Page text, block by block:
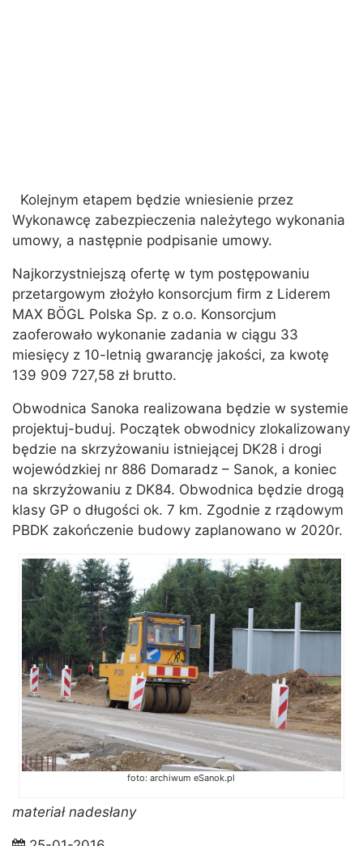
Kolejnym etapem będzie wniesienie przez
Wykonawcę zabezpieczenia należytego wykonania
umowy, a następnie podpisanie umowy.
Najkorzystniejszą ofertę w tym postępowaniu
przetargowym złożyło konsorcjum firm z Liderem
MAX BÖGL Polska Sp. z o.o. Konsorcjum
zaoferowało wykonanie zadania w ciągu 33
miesięcy z 10-letnią gwarancję jakości, za kwotę
139 909 727,58 zł brutto.
Obwodnica Sanoka realizowana będzie w systemie
projektuj-buduj. Początek obwodnicy zlokalizowany
będzie na skrzyżowaniu istniejącej DK28 i drogi
wojewódzkiej nr 886 Domaradz – Sanok, a koniec
na skrzyżowaniu z DK84. Obwodnica będzie drogą
klasy GP o długości ok. 7 km. Zgodnie z rządowym
PBDK zakończenie budowy zaplanowano w 2020r.
foto: archiwum eSanok.pl
materiał nadesłany